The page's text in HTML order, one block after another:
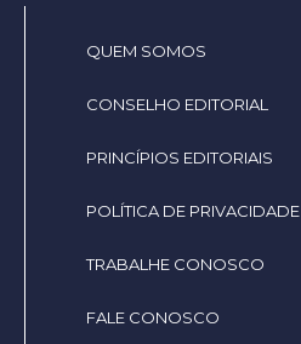
QUEM SOMOS
CONSELHO EDITORIAL
PRINCÍPIOS EDITORIAIS
POLÍTICA DE PRIVACIDADE
TRABALHE CONOSCO
FALE CONOSCO